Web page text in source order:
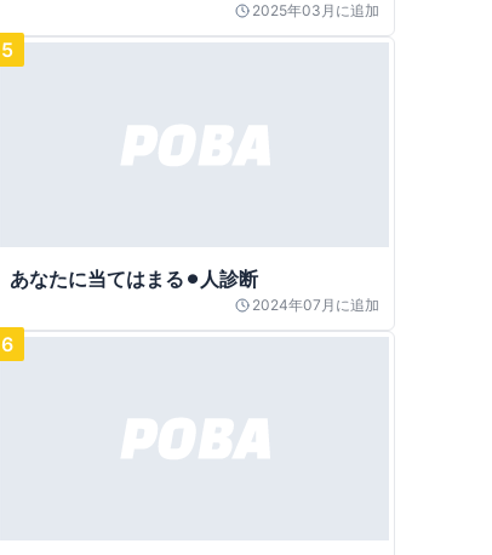
2025年03月 に追加
5
あなたに当てはまる⚫︎人診断
2024年07月 に追加
6